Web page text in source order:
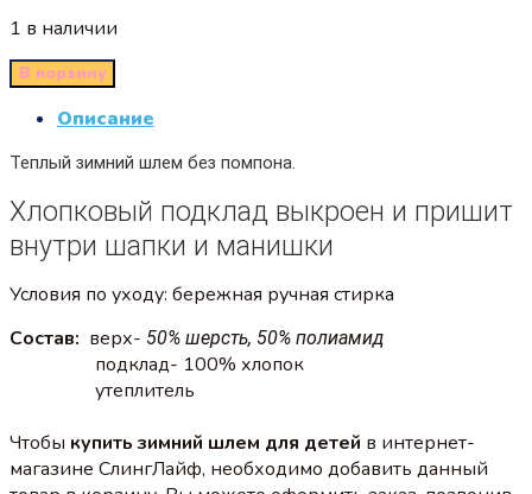
1 в наличии
В корзину
Описание
Теплый зимний шлем без помпона.
Хлопковый подклад выкроен и пришит
внутри шапки и манишки
Условия по уходу: бережная ручная стирка
Состав: верх- 50% шерсть, 50% полиамид
подклад- 100% хлопок
утеплитель
Чтобы купить зимний шлем для детей в интернет-
магазине СлингЛайф, необходимо добавить данный